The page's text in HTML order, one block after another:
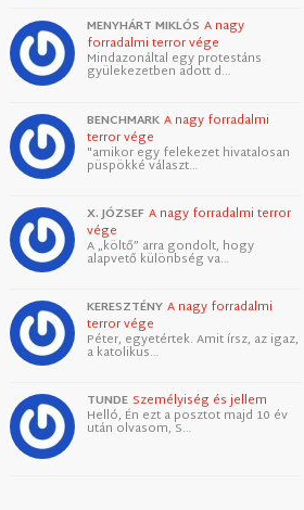
MENYHÁRT MIKLÓS A nagy
forradalmi terror vége
Mindazonáltal egy protestáns
gyülekezetben adott d…
BENCHMARK A nagy forradalmi
terror vége
"amikor egy felekezet hivatalosan
püspökké választ…
X. JÓZSEF A nagy forradalmi terror
vége
A „költő” arra gondolt, hogy
alapvető különbség va…
KERESZTÉNY A nagy forradalmi
terror vége
Péter, egyetértek. Amit írsz, az igaz,
a katolikus…
TUNDE Személyiség és jellem
Helló, Én ezt a posztot majd 10 év
után olvasom, S…